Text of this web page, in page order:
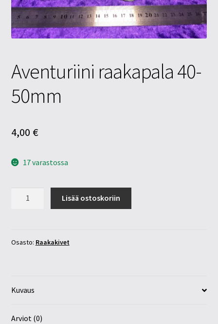
Tietosuojaseloste
Tuotteet
Aventuriini raakapala 40-
50mm
4,00 €
17 varastossa
määrä
Lisää ostoskoriin
Osasto: Raakakivet
Kuvaus
Arviot (0)